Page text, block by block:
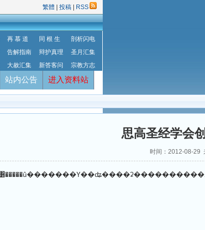
繁體 投稿 RSS
再 慕 道 同 根 生
剖析闪电
告解指南 辩护真理
圣月汇集
大赦汇集 新答客问 宗教方志
站内公告 进入资料站
思高圣经学会
时间：2012-08-29